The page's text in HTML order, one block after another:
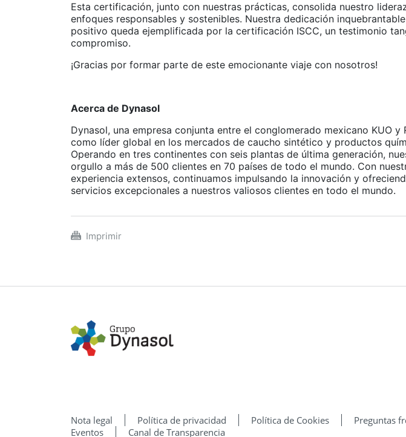
Esta certificación, junto con nuestras prácticas, consolida nuestro
enfoques responsables y sostenibles. Nuestra dedicación
positivo queda ejemplificada por la certificación ISCC, un testimonio
compromiso.
¡Gracias por formar parte de este emocionante viaje con nosotros!
Acerca de Dynasol
Dynasol, una empresa conjunta entre el conglomerado mexicano KUO y
como líder global en los mercados de caucho sintético y productos
Operando en tres continentes con seis plantas de última generación,
orgullo a más de 500 clientes en 70 países de todo el mundo. Con
experiencia extensos, continuamos impulsando la innovación y
servicios excepcionales a nuestros valiosos clientes en todo el mundo.
Imprimir
Nota legal Política de privacidad Política de Cookies Preguntas
Eventos
Canal de Transparencia